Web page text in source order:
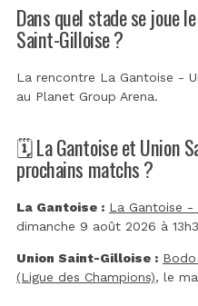
Dans quel stade se joue
Saint-Gilloise ?
La rencontre La Gantoise -
au Planet Group Arena.
🗓️ La Gantoise et Union
prochains matchs ?
La Gantoise : La Gantoise -
dimanche 9 août 2026 à
Union Saint-Gilloise :
(Ligue des Champions), le